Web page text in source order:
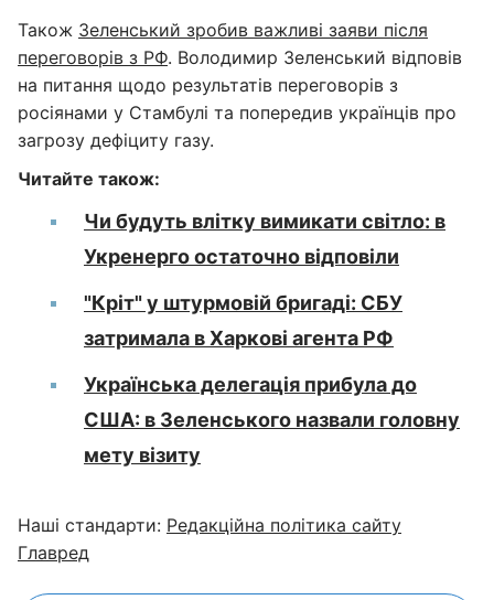
Також Зеленський зробив важливі заяви після
переговорів з РФ. Володимир Зеленський відповів
на питання щодо результатів переговорів з
росіянами у Стамбулі та попередив українців про
загрозу дефіциту газу.
Читайте також:
Чи будуть влітку вимикати світло: в
Укренерго остаточно відповіли
"Кріт" у штурмовій бригаді: СБУ
затримала в Харкові агента РФ
Українська делегація прибула до
США: в Зеленського назвали головну
мету візиту
Наші стандарти: Редакційна політика сайту
Главред